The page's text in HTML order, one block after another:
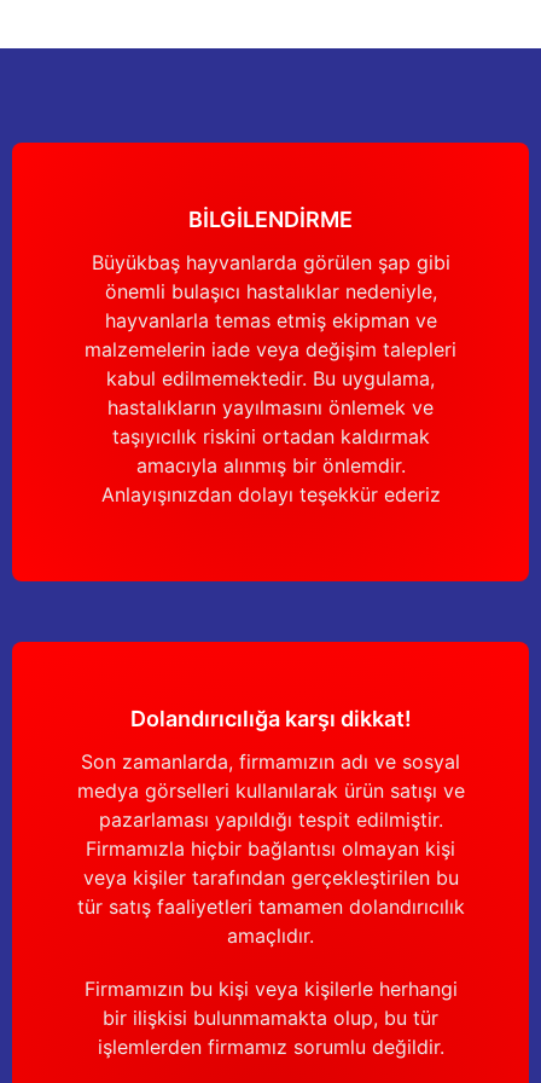
Bu ürüne benzer farklı alternatifler olmalı.
Gönder
BİLGİLENDİRME
Büyükbaş hayvanlarda görülen şap gibi
önemli bulaşıcı hastalıklar nedeniyle,
hayvanlarla temas etmiş ekipman ve
malzemelerin iade veya değişim talepleri
kabul edilmemektedir. Bu uygulama,
hastalıkların yayılmasını önlemek ve
taşıyıcılık riskini ortadan kaldırmak
amacıyla alınmış bir önlemdir.
Anlayışınızdan dolayı teşekkür ederiz
Dolandırıcılığa karşı dikkat!
Son zamanlarda, firmamızın adı ve sosyal
medya görselleri kullanılarak ürün satışı ve
pazarlaması yapıldığı tespit edilmiştir.
Firmamızla hiçbir bağlantısı olmayan kişi
veya kişiler tarafından gerçekleştirilen bu
tür satış faaliyetleri tamamen dolandırıcılık
amaçlıdır.
Firmamızın bu kişi veya kişilerle herhangi
bir ilişkisi bulunmamakta olup, bu tür
işlemlerden firmamız sorumlu değildir.